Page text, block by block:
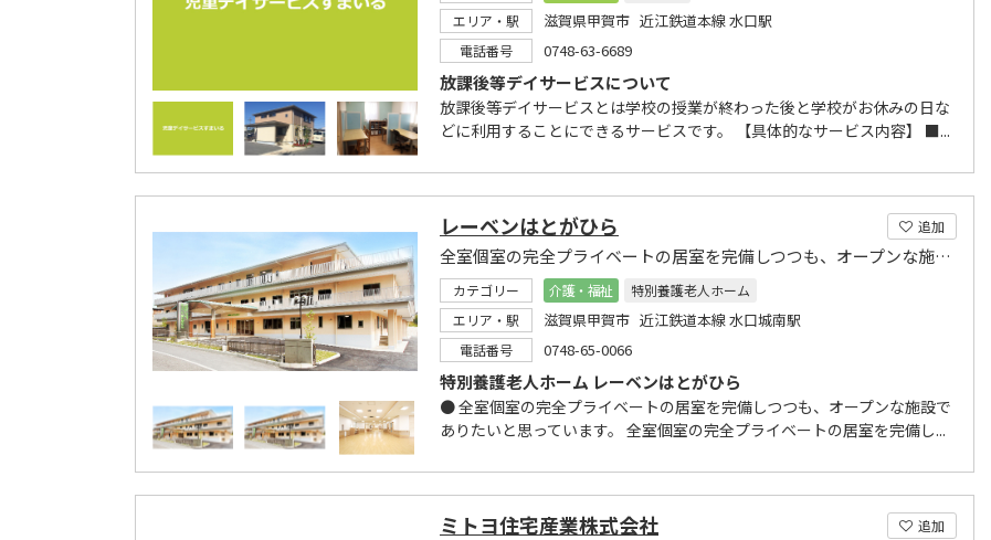
エリア・駅
滋賀県甲賀市 近江鉄道本線 水口駅
電話番号 0748-63-6689
放課後等デイサービスについて
放課後等デイサービスとは学校の授業が終わった後と学校がお休みの日な
どに利用することにできるサービスです。 【具体的なサービス内容】 ■...
追加
レーベンはとがひら
全室個室の完全プライベートの居室を完備しつつも、オープンな施設でありたいと思っています。
カテゴリー 介護・福祉
特別養護老人ホーム
エリア・駅
滋賀県甲賀市 近江鉄道本線 水口城南駅
電話番号 0748-65-0066
特別養護老人ホーム レーベンはとがひら
● 全室個室の完全プライベートの居室を完備しつつも、オープンな施設で
ありたいと思っています。 全室個室の完全プライベートの居室を完備し...
追加
ミトヨ住宅産業株式会社